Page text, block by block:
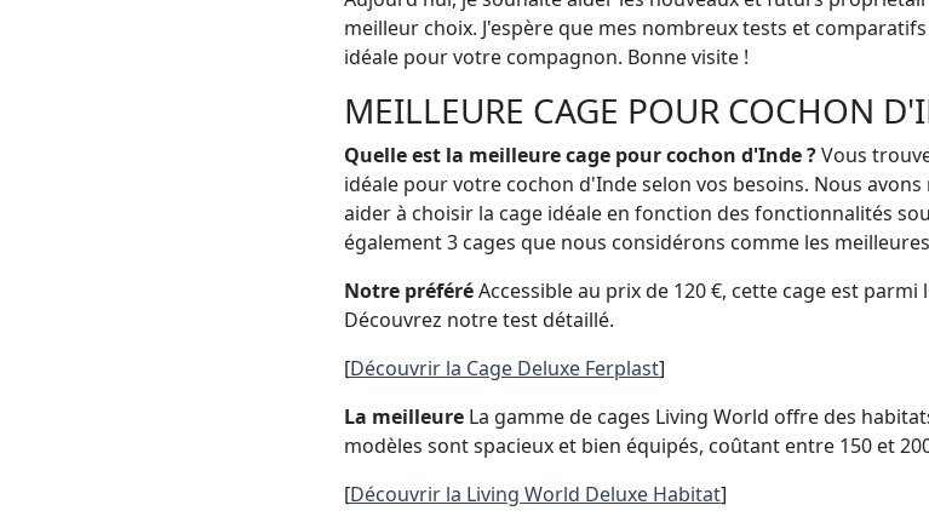
meilleur choix. J'espère que mes nombreux tests et
idéale pour votre compagnon. Bonne visite !
MEILLEURE CAGE POUR COCHON
Quelle est la meilleure cage pour cochon d'Inde ?Vous
idéale pour votre cochon d'Inde selon vos besoins. Nous
aider à choisir la cage idéale en fonction des fonctionnalités
également 3 cages que nous considérons comme les
Notre préféréAccessible au prix de 120 €, cette cage est
Découvrez notre test détaillé.
[Découvrir la Cage Deluxe Ferplast]
La meilleure La gamme de cages Living World offre des
modèles sont spacieux et bien équipés, coûtant entre 150 et
[Découvrir la Living World Deluxe Habitat]